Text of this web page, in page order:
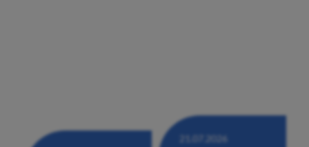
21.07.2026